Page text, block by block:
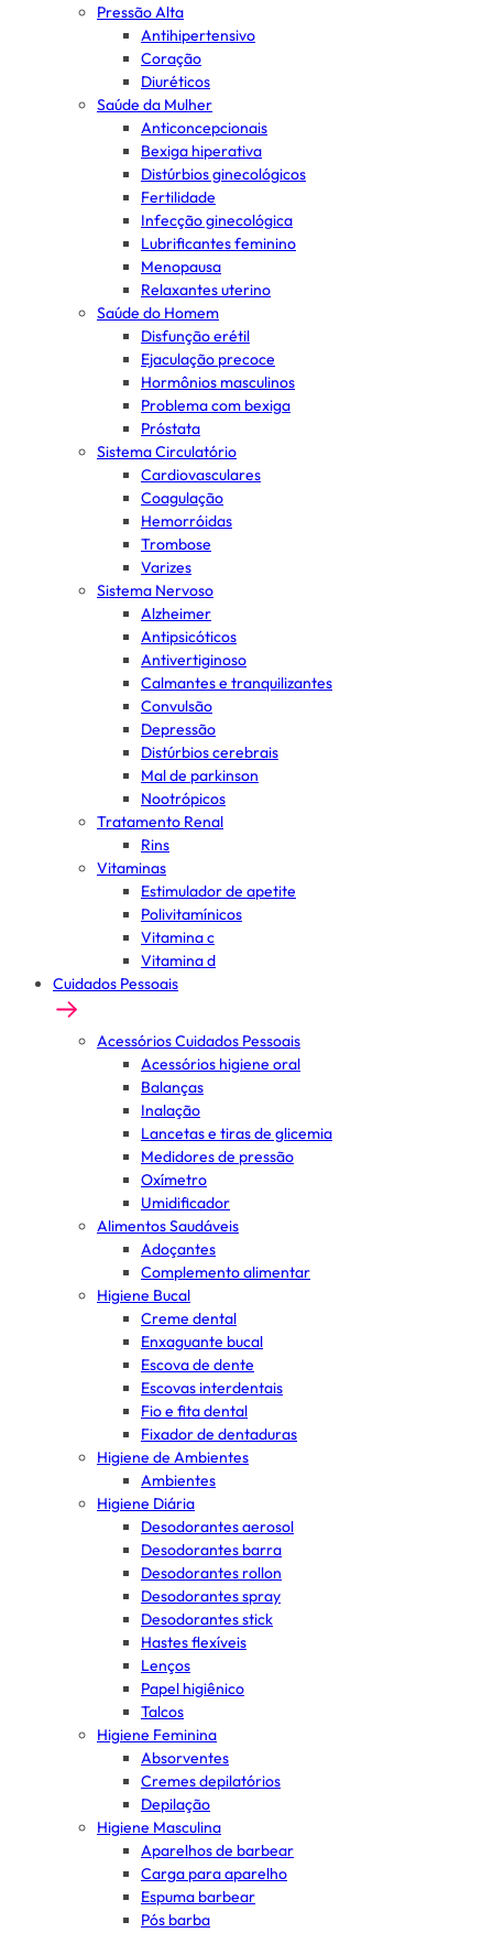
Pressão Alta
Antihipertensivo
Coração
Diuréticos
Saúde da Mulher
Anticoncepcionais
Bexiga hiperativa
Distúrbios ginecológicos
Fertilidade
Infecção ginecológica
Lubrificantes feminino
Menopausa
Relaxantes uterino
Saúde do Homem
Disfunção erétil
Ejaculação precoce
Hormônios masculinos
Problema com bexiga
Próstata
Sistema Circulatório
Cardiovasculares
Coagulação
Hemorróidas
Trombose
Varizes
Sistema Nervoso
Alzheimer
Antipsicóticos
Antivertiginoso
Calmantes e tranquilizantes
Convulsão
Depressão
Distúrbios cerebrais
Mal de parkinson
Nootrópicos
Tratamento Renal
Rins
Vitaminas
Estimulador de apetite
Polivitamínicos
Vitamina c
Vitamina d
Cuidados Pessoais
Acessórios Cuidados Pessoais
Acessórios higiene oral
Balanças
Inalação
Lancetas e tiras de glicemia
Medidores de pressão
Oxímetro
Umidificador
Alimentos Saudáveis
Adoçantes
Complemento alimentar
Higiene Bucal
Creme dental
Enxaguante bucal
Escova de dente
Escovas interdentais
Fio e fita dental
Fixador de dentaduras
Higiene de Ambientes
Ambientes
Higiene Diária
Desodorantes aerosol
Desodorantes barra
Desodorantes rollon
Desodorantes spray
Desodorantes stick
Hastes flexíveis
Lenços
Papel higiênico
Talcos
Higiene Feminina
Absorventes
Cremes depilatórios
Depilação
Higiene Masculina
Aparelhos de barbear
Carga para aparelho
Espuma barbear
Pós barba